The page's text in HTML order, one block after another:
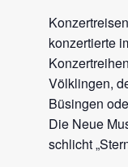
konzertierte
Völklingen,
Büsingen
Die Neue
schlicht